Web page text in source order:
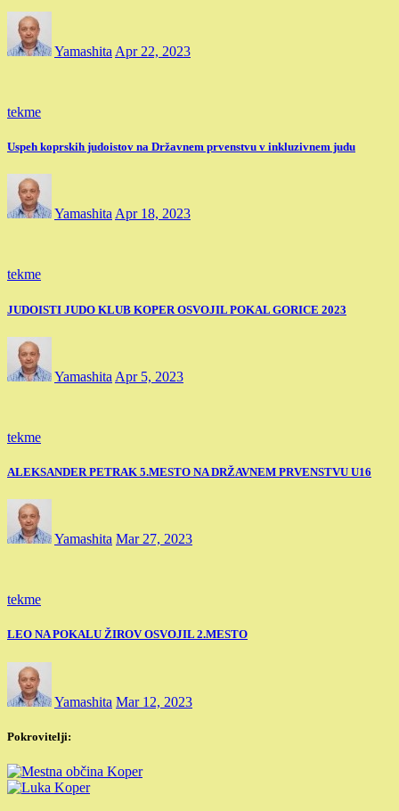
Yamashita Apr 22, 2023
tekme
Uspeh koprskih judoistov na Državnem prvenstvu v inkluzivnem judu
YamashitaApr 18, 2023
tekme
JUDOISTI JUDO KLUB KOPER OSVOJIL POKAL GORICE 2023
Yamashita Apr 5, 2023
tekme
ALEKSANDER PETRAK 5.MESTO NA DRŽAVNEM PRVENSTVU U16
Yamashita Mar 27, 2023
tekme
LEO NA POKALU ŽIROV OSVOJIL 2.MESTO
Yamashita Mar 12, 2023
Pokrovitelji: